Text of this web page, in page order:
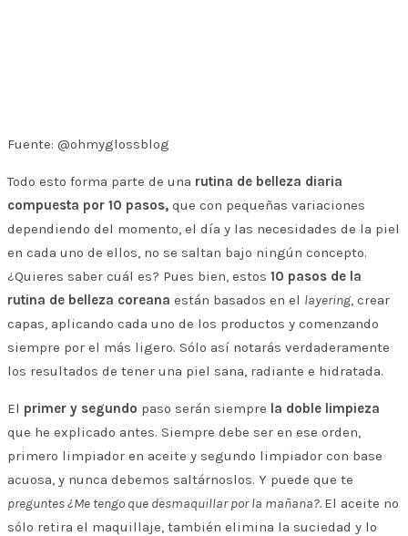
Fuente: @ohmyglossblog
Todo esto forma parte de una rutina de belleza diaria
compuesta por 10 pasos, que con pequeñas variaciones
dependiendo del momento, el día y las necesidades de la piel
en cada uno de ellos, no se saltan bajo ningún concepto.
¿Quieres saber cuál es? Pues bien, estos 10 pasos de la
rutina de belleza coreana están basados en el layering, crear
capas, aplicando cada uno de los productos y comenzando
siempre por el más ligero. Sólo así notarás verdaderamente
los resultados de tener una piel sana, radiante e hidratada.
El primer y segundo paso serán siempre la doble limpieza
que he explicado antes. Siempre debe ser en ese orden,
primero limpiador en aceite y segundo limpiador con base
acuosa, y nunca debemos saltárnoslos. Y puede que te
preguntes ¿Me tengo que desmaquillar por la mañana?. El aceite no
sólo retira el maquillaje, también elimina la suciedad y lo